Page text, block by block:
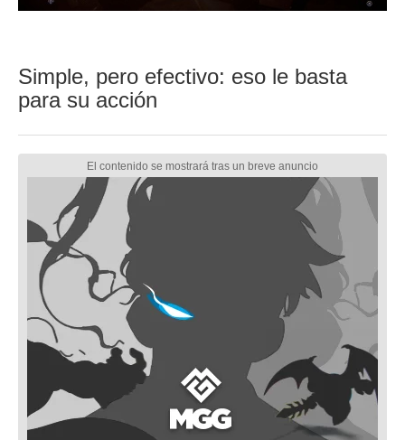
Simple, pero efectivo: eso le basta
para su acción